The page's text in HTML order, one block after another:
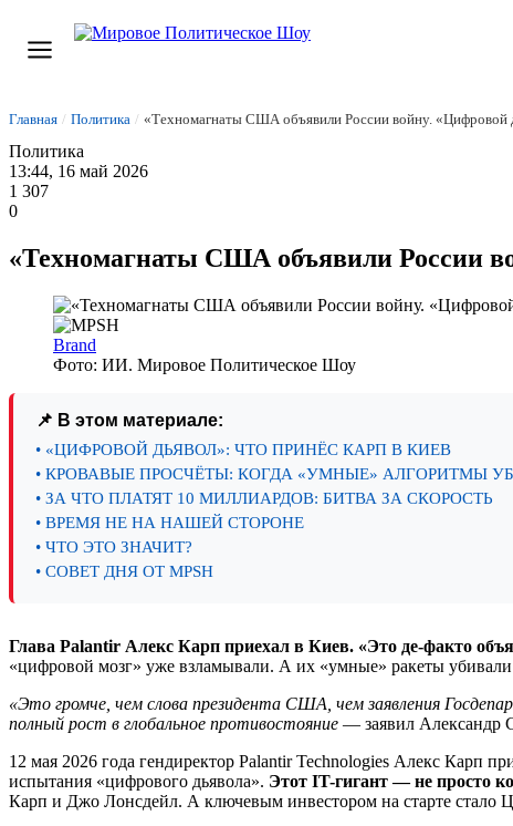
Главная / Политика / «Техномагнаты США объявили России войну. «Цифровой
Политика
13:44, 16 май 2026
1 307
0
«Техномагнаты США объявили России
Brand
Фото: ИИ. Мировое Политическое Шоу
📌 В этом материале:
• «ЦИФРОВОЙ ДЬЯВОЛ»: ЧТО ПРИНЁС КАРП В КИЕВ
• КРОВАВЫЕ ПРОСЧЁТЫ: КОГДА «УМНЫЕ» АЛГОРИТМЫ
• ЗА ЧТО ПЛАТЯТ 10 МИЛЛИАРДОВ: БИТВА ЗА СКОРОСТЬ
• ВРЕМЯ НЕ НА НАШЕЙ СТОРОНЕ
• ЧТО ЭТО ЗНАЧИТ?
• СОВЕТ ДНЯ ОТ MPSH
Глава Palantir Алекс Карп приехал в Киев. «Это де-факто
«цифровой мозг» уже взламывали. А их «умные» ракеты убивали
«Это громче, чем слова президента США, чем заявления
полный рост в глобальное противостояние — заявил Александр
12 мая 2026 года гендиректор Palantir Technologies Алекс Карп
испытания «цифрового дьявола». Этот IT-гигант — не просто
Карп и Джо Лонсдейл. А ключевым инвестором на старте стало